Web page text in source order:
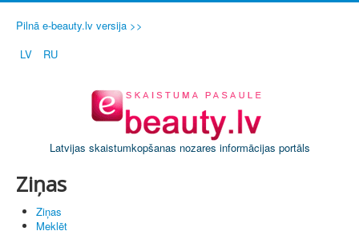
Pilnā e-beauty.lv versija >>
LV
RU
Latvijas skaistumkopšanas nozares informācijas portāls
Ziņas
Ziņas
Meklēt